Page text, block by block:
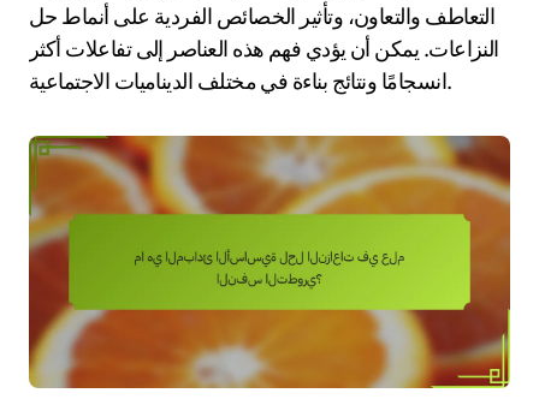
التعاطف والتعاون، وتأثير الخصائص الفردية على أنماط حل
النزاعات. يمكن أن يؤدي فهم هذه العناصر إلى تفاعلات أكثر
انسجامًا ونتائج بناءة في مختلف الديناميات الاجتماعية.